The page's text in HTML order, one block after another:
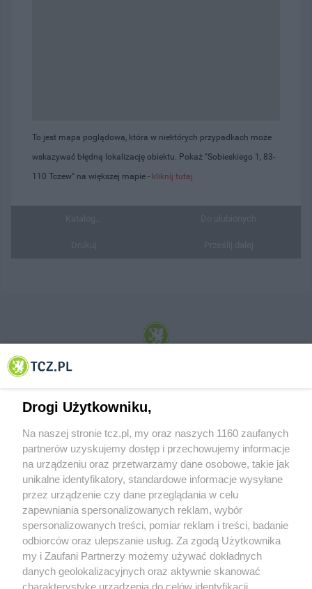
To jest mapa poglądowa, która w niektórych przypadkach może
wskazywać błędną lokalizację obiektu. Pokaż "Sobieskiego 1, 83-
110 Tczew" na większej mapie - kliknij tutaj
© 2001-2026 Tczew - TCZ.PL Sp. z o.o. Internetowy Serwis Informacyjny Miasta
O FIRMIE POLITYKA PRYWATNOŚCI HOSTING
REKLAMA WSPÓŁPRACA RSS FACEBOOK KONTAKT
Nasze serwisy
Drogi Użytkowniku,
Na naszej stronie tcz.pl, my oraz naszych 1160 zaufanych
partnerów uzyskujemy dostęp i przechowujemy informacje
na urządzeniu oraz przetwarzamy dane osobowe, takie jak
unikalne identyfikatory, standardowe informacje wysyłane
przez urządzenie czy dane przeglądania w celu
zapewniania spersonalizowanych reklam, wybór
spersonalizowanych treści, pomiar reklam i treści, badanie
odbiorców oraz ulepszanie usług. Za zgodą Użytkownika
my i Zaufani Partnerzy możemy używać dokładnych
danych geolokalizacyjnych oraz aktywnie skanować
charakterystykę urządzenia do celów identyfikacji.